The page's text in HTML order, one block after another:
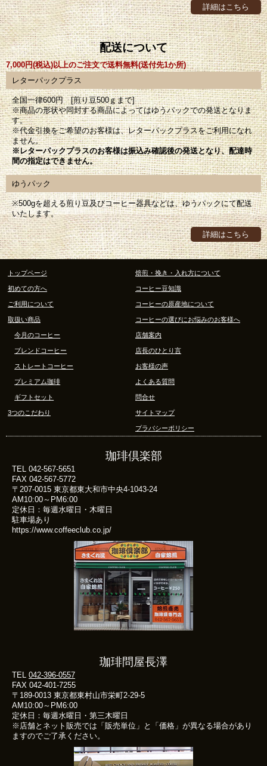
詳細はこちら
配送について
7,000円(税込)以上のご注文で送料無料(送付先1か所)
レターパックプラス
全国一律600円 [煎り豆500ｇまで]
※商品の形状や同封する商品によってはゆうパックでの発送となりま
す。
※代金引換をご希望のお客様は、レターパックプラスをご利用になれ
ません。
※レターパックプラスのお客様は振込み確認後の発送となり、配達時
間の指定はできません。
ゆうパック
※500gを超える煎り豆及びコーヒー器具などは、ゆうパックにて配送
いたします。
詳細はこちら
トップページ
初めての方へ
ご利用について
取扱い商品
今月のコーヒー
ブレンドコーヒー
ストレートコーヒー
プレミアム珈琲
ギフトセット
3つのこだわり
焙煎・挽き・入れ方について
コーヒー豆知識
コーヒーの原産地について
コーヒーの選びにお悩みのお客様へ
店舗案内
店長のひとり言
お客様の声
よくある質問
問合せ
サイトマップ
プラバシーポリシー
珈琲倶楽部
TEL 042-567-5651
FAX 042-567-5772
〒207-0015 東京都東大和市中央4-1043-24
AM10:00～PM6:00
定休日：毎週水曜日・木曜日
駐車場あり
https://www.coffeeclub.co.jp/
珈琲問屋長澤
TEL 042-396-0557
FAX 042-401-7255
〒189-0013 東京都東村山市栄町2-29-5
AM10:00～PM6:00
定休日：毎週水曜日・第三木曜日
※店舗とネット販売では「販売単位」と「価格」が異なる場合があり
ますのでご了承ください。